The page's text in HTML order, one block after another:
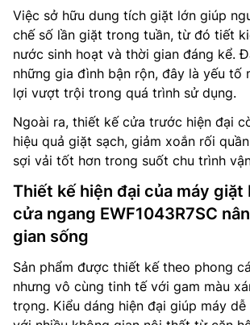
Việc sở hữu dung tích giặt lớn giúp
chế số lần giặt trong tuần, từ đó tiết
nước sinh hoạt và thời gian đáng kể.
những gia đình bận rộn, đây là yếu tố
lợi vượt trội trong quá trình sử dụng.
Ngoài ra, thiết kế cửa trước hiện đại
hiệu quả giặt sạch, giảm xoắn rối
sợi vải tốt hơn trong suốt chu trình
Thiết kế hiện đại của máy giặt
cửa ngang EWF1043R7SC
gian sống
Sản phẩm được thiết kế theo phong
nhưng vô cùng tinh tế với gam màu
trọng. Kiểu dáng hiện đại giúp máy